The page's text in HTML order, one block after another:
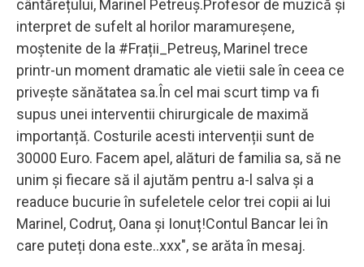
cântărețului, Marinel Petreuș.Profesor de muzică și
interpret de sufelt al horilor maramureșene,
moștenite de la #Frații_Petreuș, Marinel trece
printr-un moment dramatic ale vietii sale în ceea ce
privește sănătatea sa.În cel mai scurt timp va fi
supus unei interventii chirurgicale de maximă
importanță. Costurile acesti intervenții sunt de
30000 Euro. Facem apel, alături de familia sa, să ne
unim și fiecare să il ajutăm pentru a-l salva și a
readuce bucurie în sufeletele celor trei copii ai lui
Marinel, Codruț, Oana și Ionuț!Contul Bancar lei în
care puteți dona este..xxx", se arăta în mesaj.